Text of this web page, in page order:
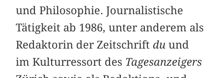
und Philosophie. Journalistische
Tätigkeit ab 1986, unter anderem als
Redaktorin der Zeitschrift du und
im Kulturressort des Tagesanzeigers